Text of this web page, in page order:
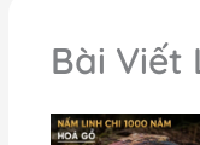
Bài Viết